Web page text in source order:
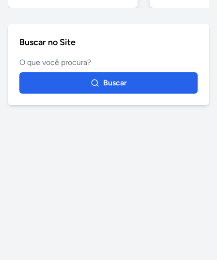
Buscar no Site
Buscar